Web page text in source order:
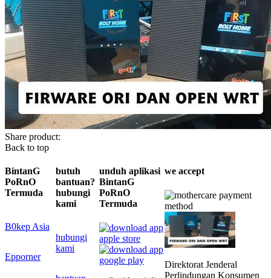
Share product:
Back to top
BintanG
PoRnO
Termuda
B0kep Asia
Epporner
butuh
bantuan?
hubungi
kami
hubungi
kami
unduh aplikasi
BintanG
PoRnO
Termuda
we accept
Direktorat Jenderal
Perlindungan Konsumen